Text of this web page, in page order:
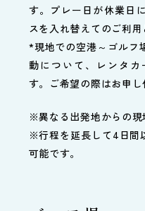
す。プレー日が休業日
スを入れ替えてのご利用
*現地での空港～ゴルフ
動について、レンタ
す。ご希望の際はお申し
※異なる出発地からの現
※行程を延長して4日間
可能です。